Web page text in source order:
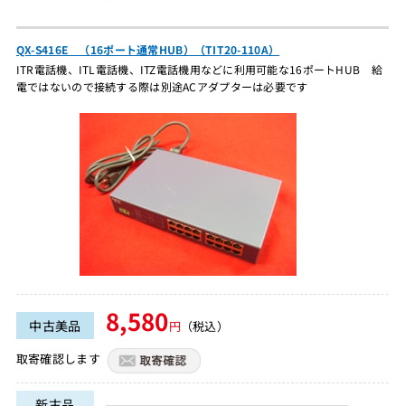
QX-S416E （16ポート通常HUB）（TIT20-110A）
ITR電話機、ITL電話機、ITZ電話機用などに利用可能な16ポートHUB 給
電ではないので接続する際は別途ACアダプターは必要です
中古美品 8,580円 （税込）
取寄確認します